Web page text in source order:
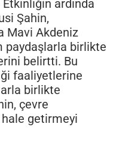
ardında
Şahin,
Mavi Akdeniz
paydaşlarla birlikte
belirtti. Bu
faaliyetlerine
birlikte
çevre
hale getirmeyi